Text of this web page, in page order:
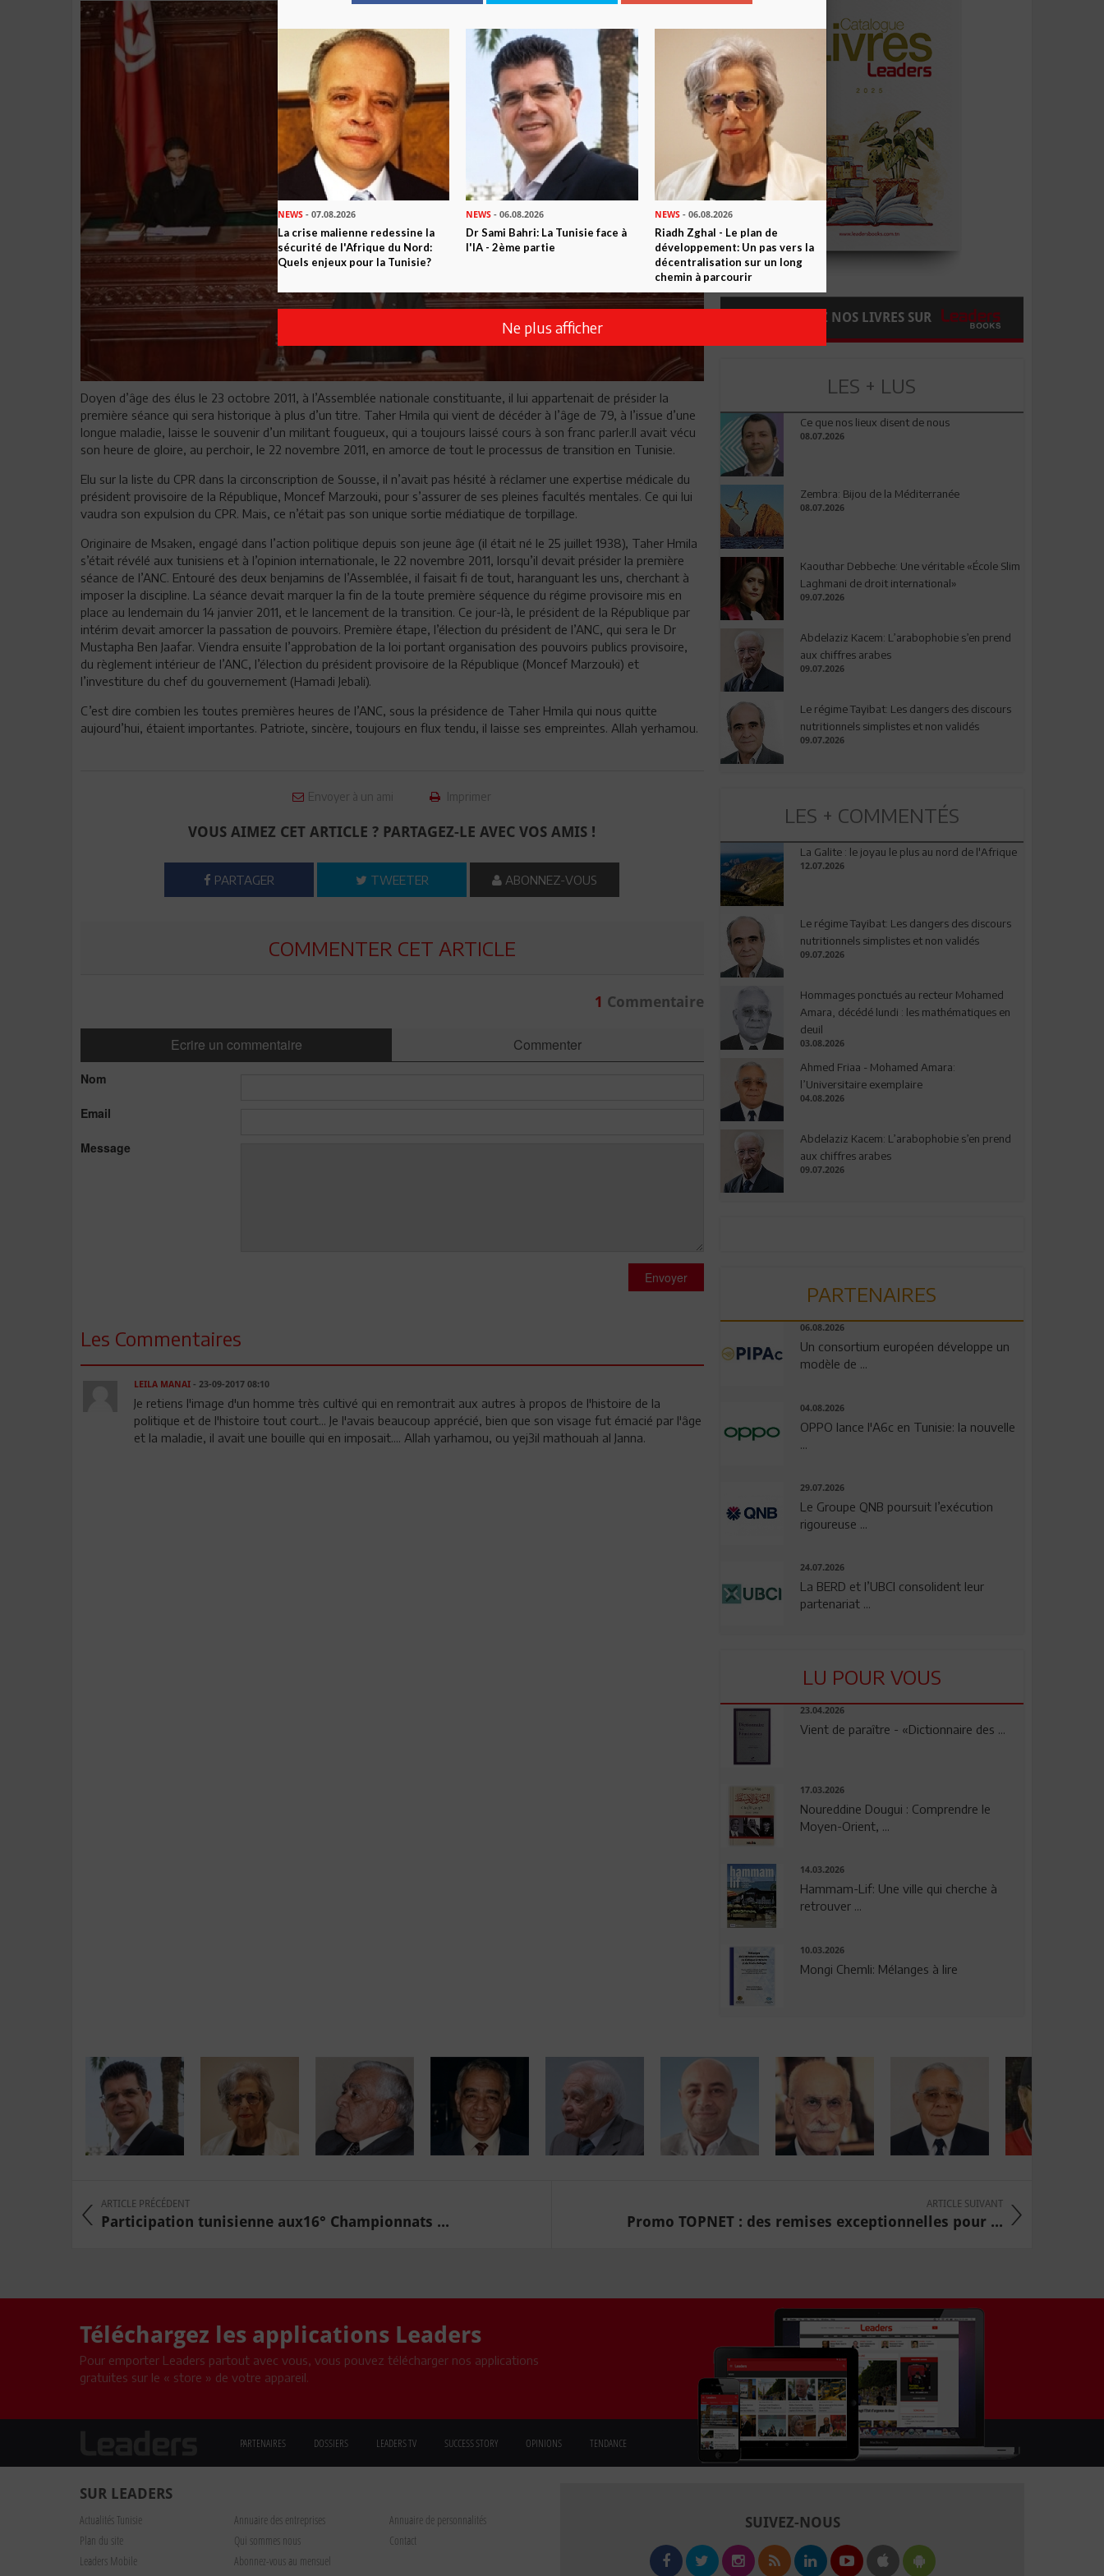
Doyen d’âge des élus le 23 octobre 2011, à l’Assemblée nationale constituante, il lui appartenait de présider la
première séance qui sera historique à plus d’un titre. Taher Hmila qui vient de décéder à l’âge de 79, à l’issue d’une
longue maladie, laisse le souvenir d’un militant fougueux, qui a toujours laissé cours à son franc parler.Il avait vécu
son heure de gloire, au perchoir, le 22 novembre 2011, en amorce de tout le processus de transition en Tunisie.
Elu sur la liste du CPR dans la circonscription de Sousse, il n’avait pas hésité à réclamer une expertise médicale du
président provisoire de la République, Moncef Marzouki, pour s’assurer de ses pleines facultés mentales. Ce qui lui
vaudra son expulsion du CPR. Mais, ce n’était pas son unique sortie médiatique de torpillage.
Originaire de Msaken, engagé dans l’action politique depuis son jeune âge (il était né le 25 juillet 1938), Taher Hmila
s’était révélé aux tunisiens et à l’opinion internationale, le 22 novembre 2011, lorsqu’il devait présider la première
séance de l’ANC. Entouré des deux benjamins de l’Assemblée, il faisait fi de tout, haranguant les uns, cherchant à
imposer la discipline. La séance devait marquer la fin de la toute première séquence du régime provisoire mis en
place au lendemain du 14 janvier 2011, et le lancement de la transition. Ce jour-là, le président de la République par
intérim devait amorcer la passation de pouvoirs. Première étape, l’élection du président de l’ANC, qui sera le Dr
Mustapha Ben Jaafar. Viendra ensuite l’approbation de la loi portant organisation des pouvoirs publics provisoire,
du règlement intérieur de l’ANC, l’élection du président provisoire de la République (Moncef Marzouki) et
l’investiture du chef du gouvernement (Hamadi Jebali).
C’est dire combien les toutes premières heures de l’ANC, sous la présidence de Taher Hmila qui nous quitte
aujourd’hui, étaient importantes. Patriote, sincère, toujours en flux tendu, il laisse ses empreintes. Allah yerhamou.
Envoyer à un ami Imprimer
VOUS AIMEZ CET ARTICLE ? PARTAGEZ-LE AVEC VOS AMIS !
PARTAGER TWEETER ABONNEZ-VOUS
COMMENTER CET ARTICLE
1 Commentaire
Ecrire un commentaire Commenter
Nom
Email
Message
Envoyer
Les Commentaires
LEILA MANAI- 23-09-2017 08:10
Je retiens l'image d'un homme très cultivé qui en remontrait aux autres à propos de l'histoire de la
politique et de l'histoire tout court... Je l'avais beaucoup apprécié, bien que son visage fut émacié par l'âge
et la maladie, il avait une bouille qui en imposait.... Allah yarhamou, ou yej3il mathouah al Janna.
COMMANDEZ NOS LIVRES SUR
LES + LUS
Ce que nos lieux disent de nous
08.07.2026
Zembra: Bijou de la Méditerranée
08.07.2026
Kaouthar Debbeche: Une véritable «École Slim
Laghmani de droit international»
09.07.2026
Abdelaziz Kacem: L’arabophobie s’en prend
aux chiffres arabes
09.07.2026
Le régime Tayibat: Les dangers des discours
nutritionnels simplistes et non validés
09.07.2026
LES + COMMENTÉS
La Galite : le joyau le plus au nord de l'Afrique
12.07.2026
Le régime Tayibat: Les dangers des discours
nutritionnels simplistes et non validés
09.07.2026
Hommages ponctués au recteur Mohamed
Amara, décédé lundi : les mathématiques en
deuil
03.08.2026
Ahmed Friaa - Mohamed Amara:
l’Universitaire exemplaire
04.08.2026
Abdelaziz Kacem: L’arabophobie s’en prend
aux chiffres arabes
09.07.2026
PARTENAIRES
06.08.2026
Un consortium européen développe un
modèle de ...
04.08.2026
OPPO lance l'A6c en Tunisie: la nouvelle
...
29.07.2026
Le Groupe QNB poursuit l’exécution
rigoureuse ...
24.07.2026
La BERD et l’UBCI consolident leur
partenariat ...
LU POUR VOUS
23.04.2026
Vient de paraître - «Dictionnaire des ...
17.03.2026
Noureddine Dougui : Comprendre le
Moyen-Orient, ...
14.03.2026
Hammam-Lif: Une ville qui cherche à
retrouver ...
10.03.2026
Mongi Chemli: Mélanges à lire
ARTICLE PRÉCÉDENT
Participation tunisienne aux16° Championnats ...
ARTICLE SUIVANT
Promo TOPNET : des remises exceptionnelles pour ...
Téléchargez les applications Leaders
Pour emporter Leaders partout avec vous, vous pouvez télécharger nos applications
gratuites sur le « store » de votre appareil.
PARTENAIRES DOSSIERS LEADERS TV SUCCESS STORY OPINIONS TENDANCE
SUR LEADERS
Actualités Tunisie Annuaire des entreprises
Annuaire de personnalités
Plan du site
Qui sommes nous
Contact
Leaders Mobile
Abonnez-vous au mensuel
SUIVEZ-NOUS
NEWS - 07.08.2026
La crise malienne redessine la
sécurité de l'Afrique du Nord:
Quels enjeux pour la Tunisie?
NEWS - 06.08.2026
Dr Sami Bahri: La Tunisie face à
l'IA - 2ème partie
NEWS- 06.08.2026
Riadh Zghal - Le plan de
développement: Un pas vers la
décentralisation sur un long
chemin à parcourir
Ne plus afficher